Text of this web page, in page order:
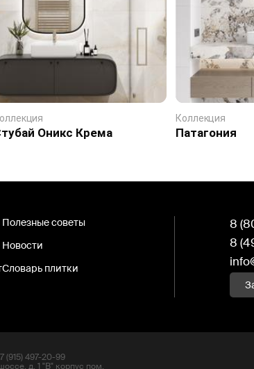
Оникс Крема
Коллекция
Патагония
Полезные советы
Новости
Словарь плитки
8
8
(915) 497-20-99
д. 1 "В" корпус пом.